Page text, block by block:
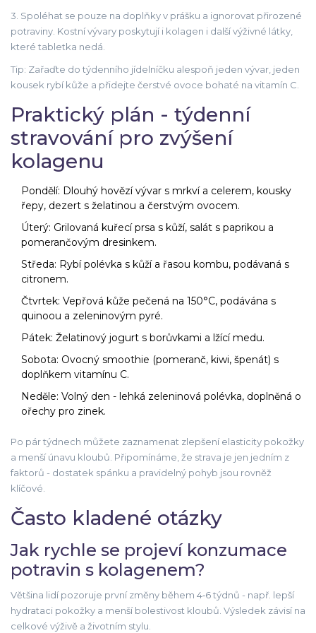
3. Spoléhat se pouze na doplňky v prášku a ignorovat přirozené
potraviny. Kostní vývary poskytují i kolagen i další výživné látky,
které tabletka nedá.
Tip: Zařaďte do týdenního jídelníčku alespoň jeden vývar, jeden
kousek rybí kůže a přidejte čerstvé ovoce bohaté na vitamín C.
Praktický plán - týdenní
stravování pro zvýšení
kolagenu
Pondělí: Dlouhý hovězí vývar s mrkví a celerem, kousky
řepy, dezert s želatinou a čerstvým ovocem.
Úterý: Grilovaná kuřecí prsa s kůží, salát s paprikou a
pomerančovým dresinkem.
Středa: Rybí polévka s kůží a řasou kombu, podávaná s
citronem.
Čtvrtek: Vepřová kůže pečená na 150°C, podávána s
quinoou a zeleninovým pyré.
Pátek: Želatinový jogurt s borůvkami a lžící medu.
Sobota: Ovocný smoothie (pomeranč, kiwi, špenát) s
doplňkem vitamínu C.
Neděle: Volný den - lehká zeleninová polévka, doplněná o
ořechy pro zinek.
Po pár týdnech můžete zaznamenat zlepšení elasticity pokožky
a menší únavu kloubů. Připomínáme, že strava je jen jedním z
faktorů - dostatek spánku a pravidelný pohyb jsou rovněž
klíčové.
Často kladené otázky
Jak rychle se projeví konzumace
potravin s kolagenem?
Většina lidí pozoruje první změny během 4‑6 týdnů - např. lepší
hydrataci pokožky a menší bolestivost kloubů. Výsledek závisí na
celkové výživě a životním stylu.